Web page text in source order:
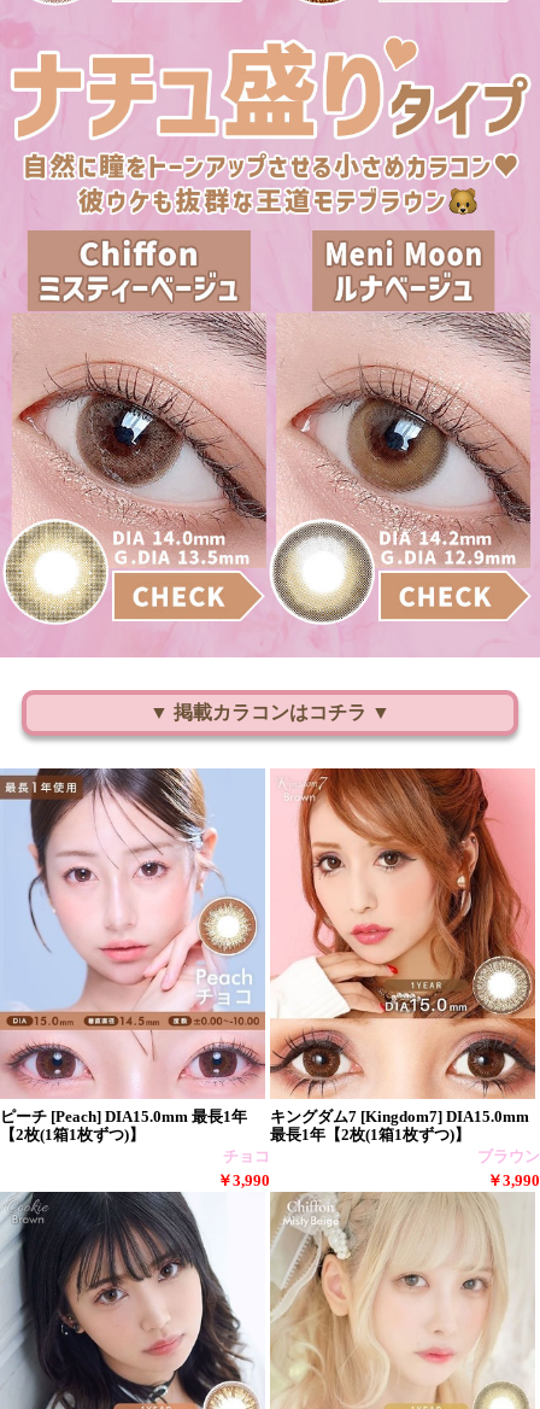
▼ 掲載カラコンはコチラ ▼
ピーチ [Peach] DIA15.0mm 最長1年
【2枚(1箱1枚ずつ)】
チョコ
￥3,990
キングダム7 [Kingdom7] DIA15.0mm
最長1年【2枚(1箱1枚ずつ)】
ブラウン
￥3,990